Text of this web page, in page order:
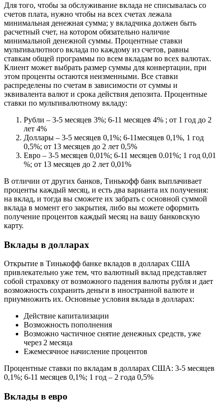
Для того, чтобы за обслуживание вклада не списывалась со
счетов плата, нужно чтобы на всех счетах лежала
минимальная денежная сумма; у вкладчика должен быть
расчетный счет, на котором обязательно наличие
минимальной денежной суммы. Процентные ставки
мультивалютного вклада по каждому из счетов, равны
ставкам общей программы по всем вкладам во всех валютах.
Клиент может выбрать размер суммы для конвертации, при
этом проценты остаются неизменными. Все ставки
распределены по счетам в зависимости от суммы и
эквивалента валют и срока действия депозита. Процентные
ставки по мультивалютному вкладу:
Рубли – 3-5 месяцев 3%; 6-11 месяцев 4% ; от 1 год до 2
лет 4%
Доллары – 3-5 месяцев 0,1%; 6-11месяцев 0,1%, 1 год
0,5%; от 13 месяцев до 2 лет 0,5%
Евро – 3-5 месяцев 0,01%; 6-11 месяцев 0.01%; 1 год 0,01
%; от 13 месяцев до 2 лет 0,01%
В отличии от других банков, Тинькофф банк выплачивает
проценты каждый месяц, и есть два варианта их получения:
на вклад, и тогда вы сможете их забрать с основной суммой
вклада в момент его закрытия, либо вы можете оформить
получение процентов каждый месяц на вашу банковскую
карту.
Вклады в долларах
Открытие в Тинькофф банке вкладов в долларах США
привлекательно уже тем, что валютный вклад представляет
собой страховку от возможного падения валюты рубля и дает
возможность сохранить деньги в иностранной валюте и
приумножить их. Основные условия вклада в долларах:
Действие капитализации
Возможность пополнения
Возможно частичное снятие денежных средств, уже
через 2 месяца
Ежемесячное начисление процентов
Процентные ставки по вкладам в долларах США: 3-5 месяцев
0,1%; 6-11 месяцев 0,1%; 1 год – 2 года 0,5%
Вклады в евро